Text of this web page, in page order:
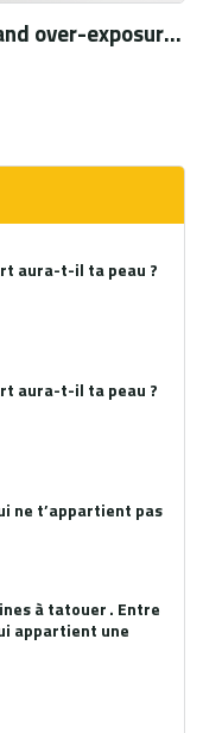
Between legitimate exhibition and over-exposure : The after-effects of severe burns as trophies
aura-t-il ta peau ?
aura-t-il ta peau ?
ne t’appartient pas
à tatouer . Entre
appartient une